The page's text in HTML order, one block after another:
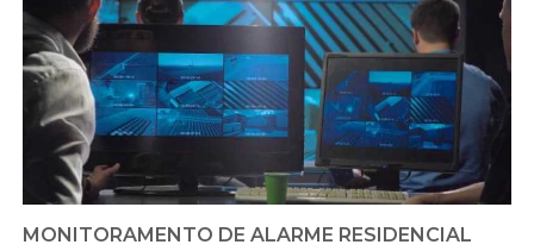
MONITORAMENTO DE ALARME RESIDENCIAL